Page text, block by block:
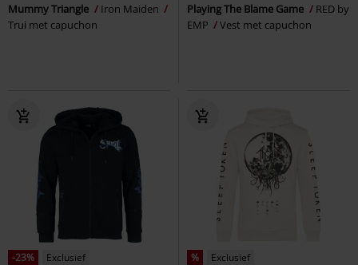
Mummy Triangle
Iron Maiden
Trui met capuchon
Playing The Blame Game
RED by
EMP
Vest met capuchon
-23%
Exclusief
% Exclusief